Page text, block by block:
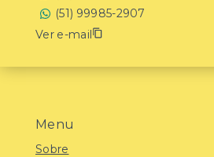
Menu
Sobre
(51) 99985-2907
Ver e-mail